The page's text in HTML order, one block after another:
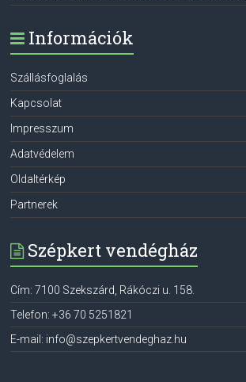
Információk
Szállásfoglalás
Kapcsolat
Impresszum
Adatvédelem
Oldaltérkép
Partnerek
Szépkert vendégház
Cím: 7100 Szekszárd, Rákóczi u. 158.
Telefon:+36 70 5251821
E-mail: info@szepkertvendeghaz.hu